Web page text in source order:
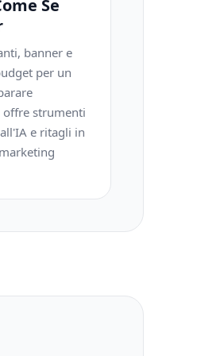
Se
banner e
per un
offre strumenti
e ritagli in